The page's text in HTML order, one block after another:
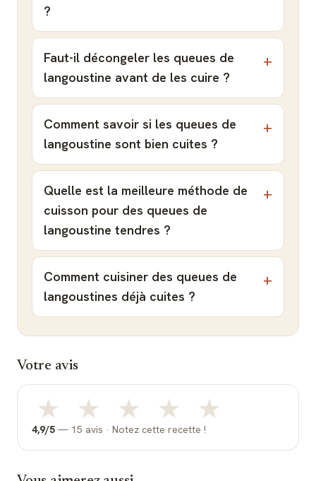
?
Faut-il décongeler les queues de
langoustine avant de les cuire ?
Comment savoir si les queues de
langoustine sont bien cuites ?
Quelle est la meilleure méthode de
cuisson pour des queues de
langoustine tendres ?
Comment cuisiner des queues de
langoustines déjà cuites ?
Votre avis
★ ★ ★ ★ ★
4,9/5 — 15 avis · Notez cette recette !